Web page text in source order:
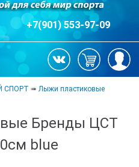
+7(901) 553-97-09
СПОРТ ➠ Лыжи пластиковые
Бренды ЦСТ
blue